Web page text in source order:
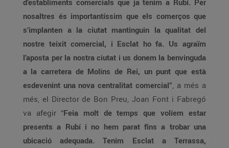
d’establiments comercials que ja tenim a Rubí. Per
nosaltres és importantíssim que els comerços que
s’implanten a la ciutat mantinguin la qualitat del
nostre teixit comercial, i Esclat ho fa. Us agraïm
l’aposta per la nostra ciutat i us donem la benvinguda
a la carretera de Molins de Rei, un punt que està
esdevenint una nova centralitat comercial”, a més a
més, el Director de Bon Preu, Joan Font i Fabregó
va afegir “Feia molt de temps que volíem estar
presents a Rubí i no hem parat fins a trobar una
ubicació adequada. Tenim Esclat a Terrassa,